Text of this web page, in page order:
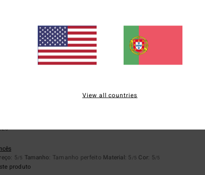
baseado em4 avaliações verificadas
desde Outubro 2025
100% dos nossos clientes recomendam este produto
qualidade/preço
: 5/5 Tamanho: Tamanho perfeito Material: 5 /5 Cor: 5/5
produto
View all countries